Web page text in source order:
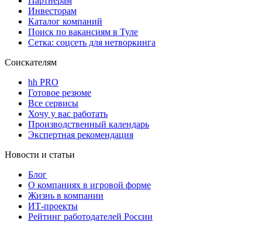
Инвесторам
Каталог компаний
Поиск по вакансиям в Туле
Сетка: соцсеть для нетворкинга
Соискателям
hh PRO
Готовое резюме
Все сервисы
Хочу у вас работать
Производственный календарь
Экспертная рекомендация
Новости и статьи
Блог
О компаниях в игровой форме
Жизнь в компании
ИТ-проекты
Рейтинг работодателей России